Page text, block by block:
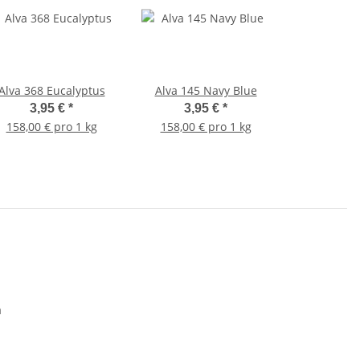
368 Eucalyptus
3,95 € *
158,00 € pro 1 kg
Alva 145 Navy Blue
3,95 € *
158,00 € pro 1 kg